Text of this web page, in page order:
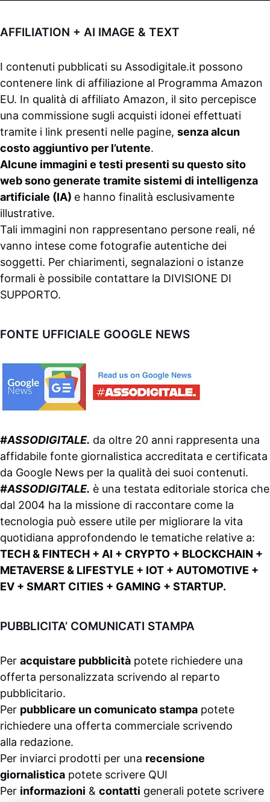
AFFILIATION + AI IMAGE & TEXT
I contenuti pubblicati su Assodigitale.it possono
contenere link di affiliazione al Programma Amazon
EU. In qualità di affiliato Amazon, il sito percepisce
una commissione sugli acquisti idonei effettuati
tramite i link presenti nelle pagine, senza alcun
costo aggiuntivo per l’utente.
Alcune immagini e testi presenti su questo sito
web sono generate tramite sistemi di intelligenza
artificiale (IA) e hanno finalità esclusivamente
illustrative.
Tali immagini non rappresentano persone reali, né
vanno intese come fotografie autentiche dei
soggetti. Per chiarimenti, segnalazioni o istanze
formali è possibile contattare la DIVISIONE DI
SUPPORTO.
FONTE UFFICIALE GOOGLE NEWS
#ASSODIGITALE. da oltre 20 anni rappresenta una
affidabile fonte giornalistica accreditata e certificata
da Google News per la qualità dei suoi contenuti.
#ASSODIGITALE. è una testata editoriale storica che
dal 2004 ha la missione di raccontare come la
tecnologia può essere utile per migliorare la vita
quotidiana approfondendo le tematiche relative a:
TECH & FINTECH + AI + CRYPTO + BLOCKCHAIN +
METAVERSE & LIFESTYLE + IOT + AUTOMOTIVE +
EV + SMART CITIES + GAMING + STARTUP.
PUBBLICITA’ COMUNICATI STAMPA
Per acquistare pubblicità potete richiedere una
offerta personalizzata scrivendo al reparto
pubblicitario.
Per pubblicare un comunicato stampa potete
richiedere una offerta commerciale scrivendo
alla redazione.
Per inviarci prodotti per una recensione
giornalistica potete scrivere QUI
Per informazioni & contatti generali potete scrivere